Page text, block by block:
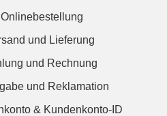
und Lieferung
und Rechnung
und Reklamation
& Kundenkonto-ID